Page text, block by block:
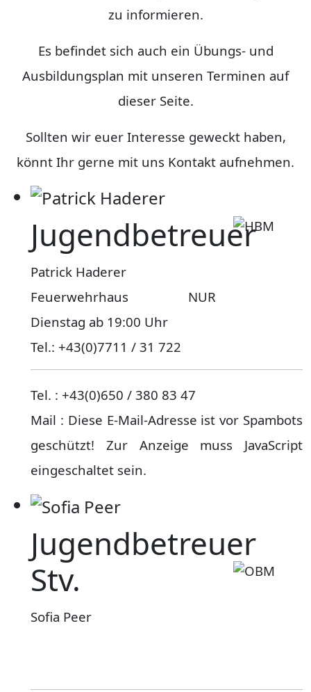
zu informieren.
Es befindet sich auch ein Übungs- und
Ausbildungsplan mit unseren Terminen auf
dieser Seite.
Sollten wir euer Interesse geweckt haben,
könnt Ihr gerne mit uns Kontakt aufnehmen.
Jugendbetreuer
Patrick Haderer
Feuerwehrhaus NUR
Dienstag ab 19:00 Uhr
Tel.: +43(0)7711 / 31 722
Tel. : +43(0)650 / 380 83 47
Mail : Diese E-Mail-Adresse ist vor Spambots
geschützt! Zur Anzeige muss JavaScript
eingeschaltet sein.
Jugendbetreuer
Stv.
Sofia Peer